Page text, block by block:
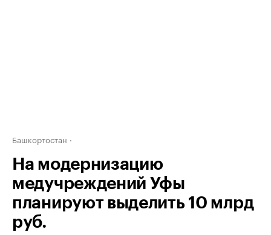
Башкортостан
На модернизацию
медучреждений Уфы
планируют выделить 10 млрд
руб.